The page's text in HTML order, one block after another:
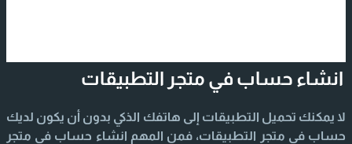
انشاء حساب في متجر التطبيقات
لا يمكنك تحميل التطبيقات إلى هاتفك الذكي بدون أن يكون لديك
حساب في متجر التطبيقات، فمن المهم انشاء حساب في متجر